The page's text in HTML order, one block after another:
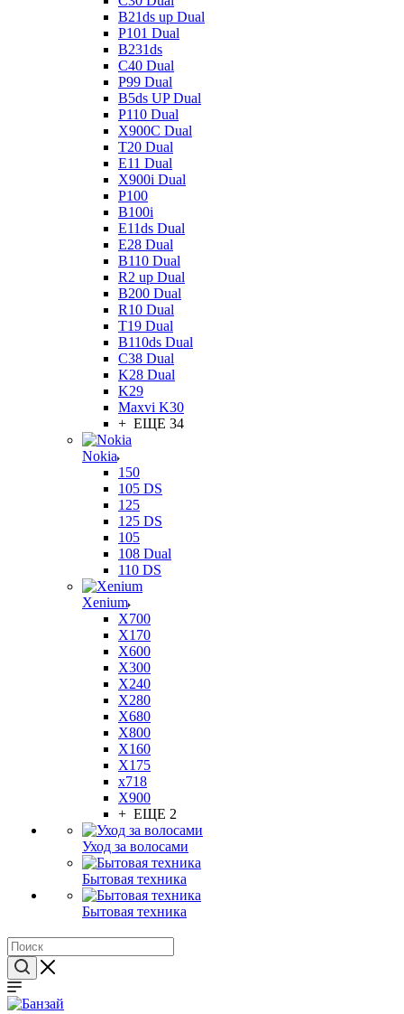
B21ds up Dual
P101 Dual
B231ds
C40 Dual
P99 Dual
B5ds UP Dual
P110 Dual
X900C Dual
T20 Dual
E11 Dual
X900i Dual
P100
B100i
E11ds Dual
E28 Dual
B110 Dual
R2 up Dual
B200 Dual
R10 Dual
T19 Dual
B110ds Dual
C38 Dual
K28 Dual
K29
Maxvi K30
+ ЕЩЕ 34
Nokia
150
105 DS
125
125 DS
105
108 Dual
110 DS
Xenium
X700
X170
X600
X300
X240
X280
X680
X800
X160
X175
x718
X900
+ ЕЩЕ 2
Уход за волосами
Бытовая техника
Бытовая техника